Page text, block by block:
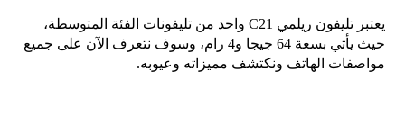
يعتبر
تليفون ريلمي C21 واحد من تليفونات الفئة المتوسطة،
حيث يأتي بسعة 64 جيجا و4 رام، وسوف نتعرف الآن على جميع
مواصفات الهاتف ونكتشف مميزاته وعيوبه.